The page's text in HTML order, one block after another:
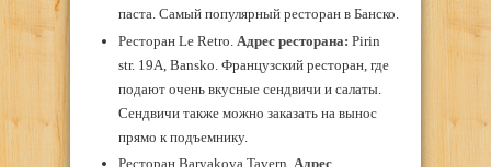
паста. Самый популярный ресторан в Банско.
Ресторан Le Retro. Адрес ресторана: Pirin
str. 19A, Bansko. Французский ресторан, где
подают очень вкусные сендвичи и салаты.
Сендвичи также можно заказать на вынос
прямо к подъемнику.
Ресторан Baryakova Tavern. Адрес